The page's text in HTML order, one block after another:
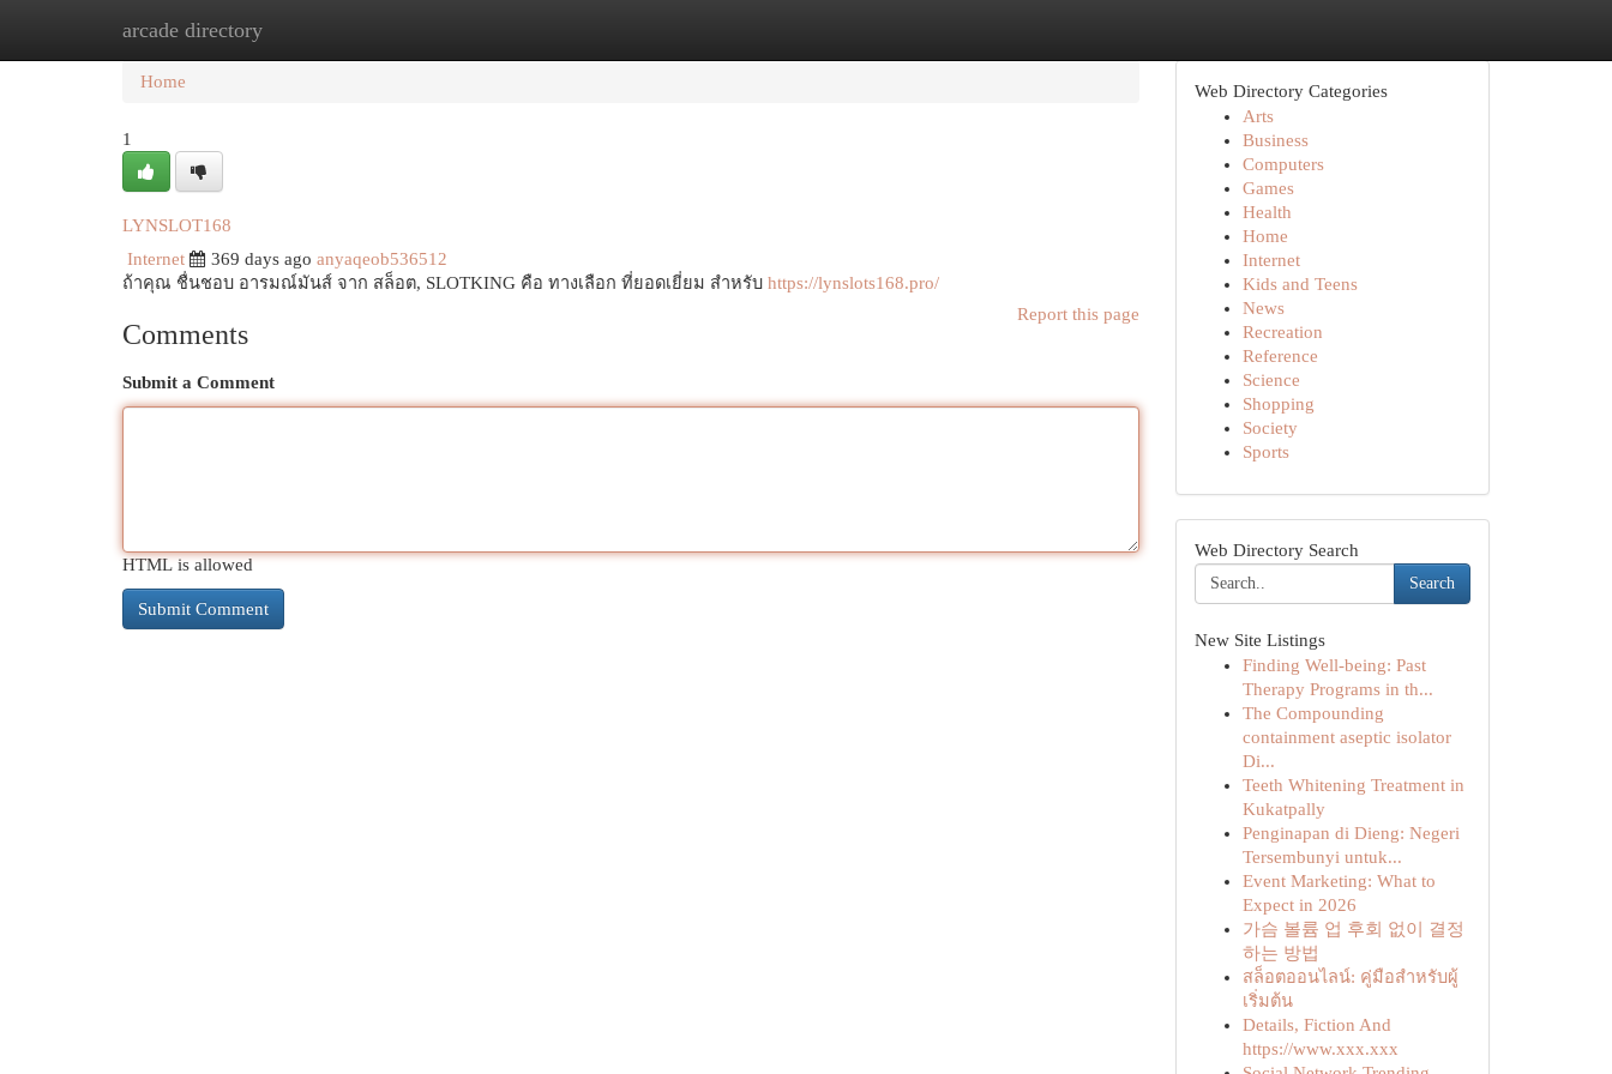
arcade directory
Home New Site Listings
Home
1
LYNSLOT168
Internet
369 days ago anyaqeob536512
ถ้าคุณ ชื่นชอบ อารมณ์มันส์ จาก สล็อต, SLOTKING คือ ทางเลือก ที่ยอดเยี่ยม สำหรับ https://lynslots168.pro/
Report this page
Comments
Submit a Comment
HTML is allowed
Web Directory Categories
Arts
Business
Computers
Games
Health
Home
Internet
Kids and Teens
News
Recreation
Reference
Science
Shopping
Society
Sports
Web Directory Search
Search
New Site Listings
Finding Well-being: Past
Therapy Programs in th...
The Compounding
containment aseptic isolator
Di...
Teeth Whitening Treatment in
Kukatpally
Penginapan di Dieng: Negeri
Tersembunyi untuk...
Event Marketing: What to
Expect in 2026
가슴 볼륨 업 후회 없이 결정
하는 방법
สล็อตออนไลน์: คู่มือสำหรับผู้
เริ่มต้น
Details, Fiction And
https://www.xxx.xxx